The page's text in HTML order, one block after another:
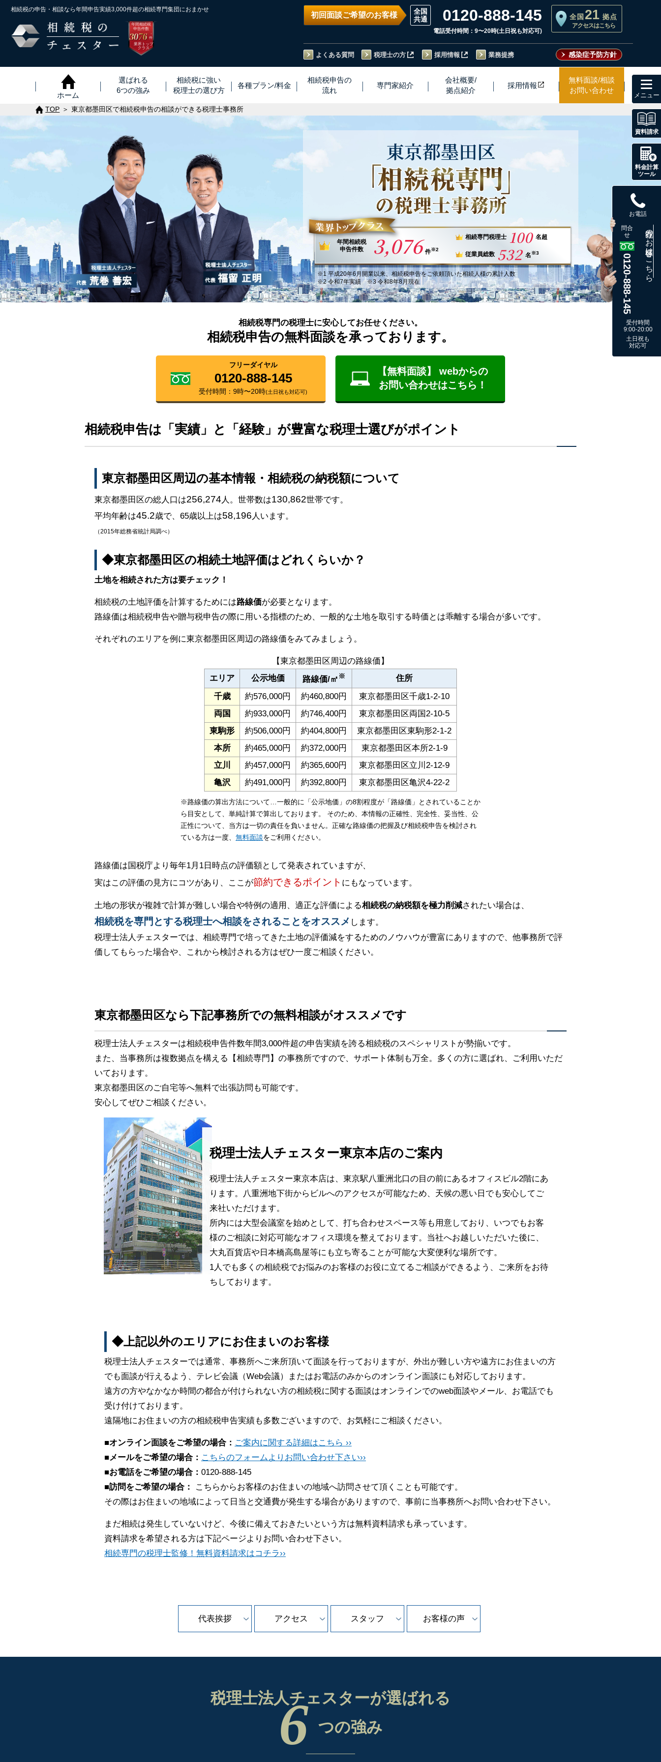
相続税の申告・相談なら年間申告実績3,000件超の相続専門集団におまかせ
年間相続税
申告件数
3076 ※
件
業界トップ
クラス
初回面談ご希望のお客様 0120-888-145
電話受付時間：9〜20時(土日祝も対応可)
全国 21 拠点
アクセスはこちら
よくある質問 税理士の方 採用情報 業務提携 感染症予防方針
ホーム
選ばれる
6つの強み
相続税に強い
税理士の選び方
各種プラン/料金
相続税申告の
流れ
専門家紹介
会社概要/
拠点紹介
採用情報
無料面談/相談
お問い合わせ
TOP 東京都墨田区で相続税申告の相談ができる税理士事務所
東京都墨田区
年間相続税
申告件数
3,076 件※2
相続専門税理士 100 名超
従業員総数 532 名※3
※1平成20年6月開業以来、相続税申告をご依頼頂いた相続人様の累計人数
※2 令和7年実績 ※3 令和8年8月現在
相続税専門の税理士に安心してお任せください。
相続税申告の無料面談を承っております。
フリーダイヤル
0120-888-145
受付時間：9時〜20時(土日祝も対応可)
【無料面談】 webからの
お問い合わせはこちら！
相続税申告は「実績」と「経験」が豊富な税理士選びがポイント
東京都墨田区周辺の基本情報・相続税の納税額について
東京都墨田区の総人口は256,274 人。世帯数は130,862世帯です。
平均年齢は45.2歳で、65歳以上は58,196 人います。
（2015年総務省統計局調べ）
◆東京都墨田区の相続土地評価はどれくらいか？
土地を相続された方は要チェック！
相続税の土地評価を計算するためには路線価が必要となります。
路線価は相続税申告や贈与税申告の際に用いる指標のため、一般的な土地を取引する時価とは乖離する場合が多いです。
それぞれのエリアを例に東京都墨田区周辺の路線価をみてみましょう。
【東京都墨田区周辺の路線価】
エリア
公示地価 路線価/㎡ ※
住所
千歳
約576,000円 約460,800円
東京都墨田区千歳1-2-10
両国
約933,000円 約746,400円
東京都墨田区両国2-10-5
東駒形
約506,000円 約404,800円
東京都墨田区東駒形2-1-2
本所
約465,000円 約372,000円
東京都墨田区本所2-1-9
立川
約457,000円 約365,600円
東京都墨田区立川2-12-9
亀沢
約491,000円 約392,800円 東京都墨田区亀沢4-22-2
※路線価の算出方法について…一般的に「公示地価」の8割程度が「路線価」とされていることか
ら目安として、単純計算で算出しております。 そのため、本情報の正確性、完全性、妥当性、公
正性について、当方は一切の責任を負いません。正確な路線価の把握及び相続税申告を検討され
ている方は一度、 無料面談をご利用ください。
路線価は国税庁より毎年1月1日時点の評価額として発表されていますが、
実はこの評価の見方にコツがあり、ここが節約できるポイント にもなっています。
土地の形状が複雑で計算が難しい場合や特例の適用、適正な評価による相続税の納税額を極力削減されたい場合は、
相続税を専門とする税理士へ相談をされることをオススメ します。
税理士法人チェスターでは、相続専門で培ってきた土地の評価減をするためのノウハウが豊富にありますので、他事務所で評
価してもらった場合や、これから検討される方はぜひ一度ご相談ください。
東京都墨田区なら下記事務所での無料相談がオススメです
税理士法人チェスターは相続税申告件数年間3,000件超の申告実績を誇る相続税のスペシャリストが勢揃いです。
また、当事務所は複数拠点を構える【相続専門】の事務所ですので、サポート体制も万全。多くの方に選ばれ、ご利用いただ
いております。
東京都墨田区のご自宅等へ無料で出張訪問も可能です。
安心してぜひご相談ください。
税理士法人チェスター東京本店のご案内
税理士法人チェスター東京本店は、東京駅八重洲北口の目の前にあるオフィスビル2階にあ
ります。八重洲地下街からビルへのアクセスが可能なため、天候の悪い日でも安心してご
来社いただけます。
所内には大型会議室を始めとして、打ち合わせスペース等も用意しており、いつでもお客
様のご相談に対応可能なオフィス環境を整えております。当社へお越しいただいた後に、
大丸百貨店や日本橋高島屋等にも立ち寄ることが可能な大変便利な場所です。
1人でも多くの相続税でお悩みのお客様のお役に立てるご相談ができるよう、ご来所をお待
ちしております。
◆上記以外のエリアにお住まいのお客様
税理士法人チェスターでは通常、事務所へご来所頂いて面談を行っておりますが、外出が難しい方や遠方にお住まいの方
でも面談が行えるよう、テレビ会議（Web会議）またはお電話のみからのオンライン面談にも対応しております。
遠方の方やなかなか時間の都合が付けられない方の相続税に関する面談はオンラインでのweb面談やメール、お電話でも
受け付けております。
遠隔地にお住まいの方の相続税申告実績も多数ございますので、お気軽にご相談ください。
■オンライン面談をご希望の場合： ご案内に関する詳細はこちら ››
■メールをご希望の場合： こちらのフォームよりお問い合わせ下さい››
■お電話をご希望の場合： 0120-888-145
■訪問をご希望の場合：
こちらからお客様のお住まいの地域へ訪問させて頂くことも可能です。
その際はお住まいの地域によって日当と交通費が発生する場合がありますので、事前に当事務所へお問い合わせ下さい。
まだ相続は発生していないけど、今後に備えておきたいという方は無料資料請求も承っています。
資料請求を希望される方は下記ページよりお問い合わせ下さい。
相続専門の税理士監修！無料資料請求はコチラ››
代表挨拶 アクセス スタッフ お客様の声
税理士法人チェスターが選ばれる
6 つの強み
資料請求
料金計算
ツール
お電話
問合
せ
0120-888-145
既存のお客様はこちら
受付時間
9:00-20:00
土日祝も
対応可